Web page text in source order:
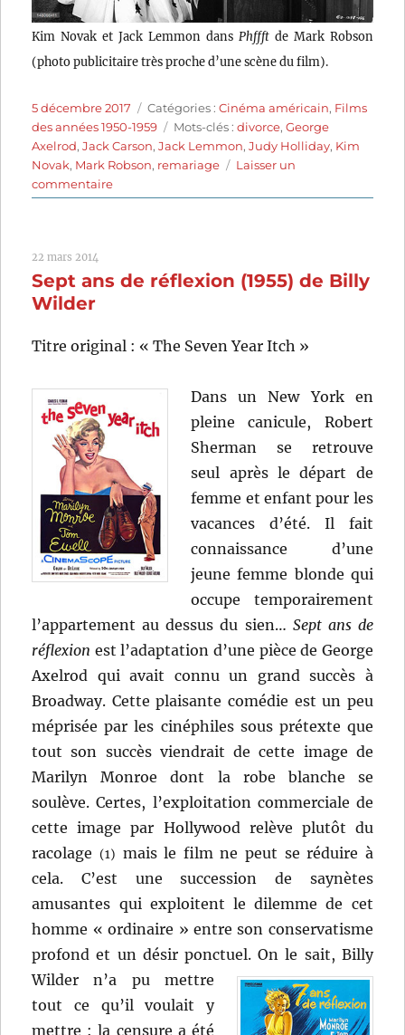
Kim Novak et Jack Lemmon dans Phffftde Mark Robson
(photo publicitaire très proche d’une scène du film).
Publié
le
5 décembre 2017 Catégories
Catégories :Cinéma américain, Films
des années 1950-1959
Étiquettes
Mots-clés :divorce,George
Axelrod,Jack Carson,Jack Lemmon,Judy Holliday, Kim
Novak, Mark Robson, remariage
Laisser un
commentairesur
Phffft
Robson
22 mars 2014
Sept ans de réflexion (1955) de Billy
Wilder
Titre original : « The Seven Year Itch »
Dans un New York en
pleine canicule, Robert
Sherman se retrouve
seul après le départ de
femme et enfant pour les
vacances d’été. Il fait
connaissance d’une
jeune femme blonde qui
occupe temporairement
l’appartement au dessus du sien… Sept ans de
réflexion est l’adaptation d’une pièce de George
Axelrod qui avait connu un grand succès à
Broadway. Cette plaisante comédie est un peu
méprisée par les cinéphiles sous prétexte que
tout son succès viendrait de cette image de
Marilyn Monroe dont la robe blanche se
soulève. Certes, l’exploitation commerciale de
cette image par Hollywood relève plutôt du
racolage (1) mais le film ne peut se réduire à
cela. C’est une succession de saynètes
amusantes qui exploitent le dilemme de cet
homme « ordinaire » entre son conservatisme
profond et un désir ponctuel.On le sait, Billy
Wilder n’a pu mettre
tout ce qu’il voulait y
mettre : la censure a été